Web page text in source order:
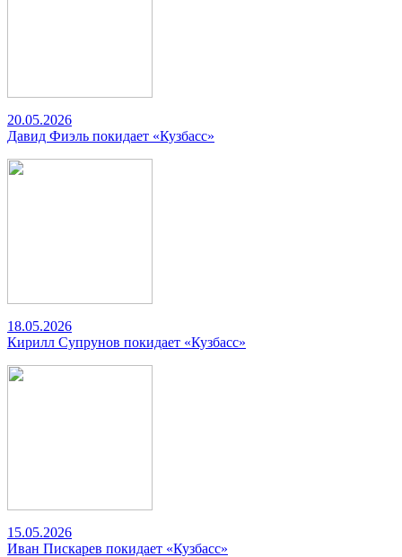
20.05.2026
Давид Фиэль покидает «Кузбасс»
18.05.2026
Кирилл Супрунов покидает «Кузбасс»
15.05.2026
Иван Пискарев покидает «Кузбасс»